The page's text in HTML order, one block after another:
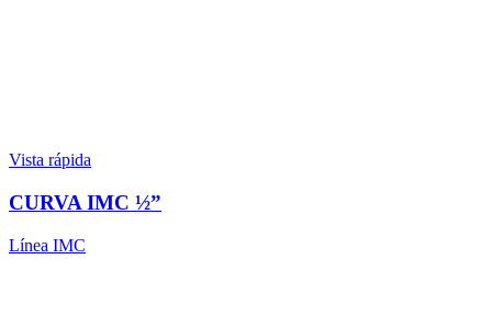
Vista rápida
CURVA IMC ½”
Línea IMC